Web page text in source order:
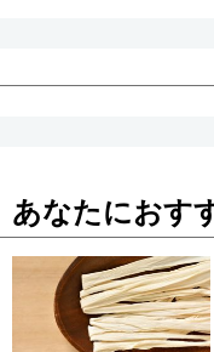
あなたにおす